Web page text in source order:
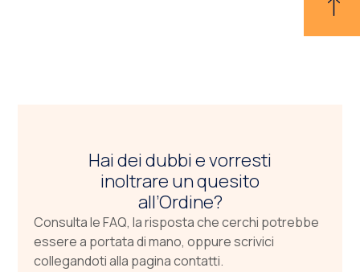
Hai dei dubbi e vorresti
inoltrare un quesito
all’Ordine?
Consulta le FAQ, la risposta che cerchi potrebbe
essere a portata di mano, oppure scrivici
collegandoti alla pagina contatti.